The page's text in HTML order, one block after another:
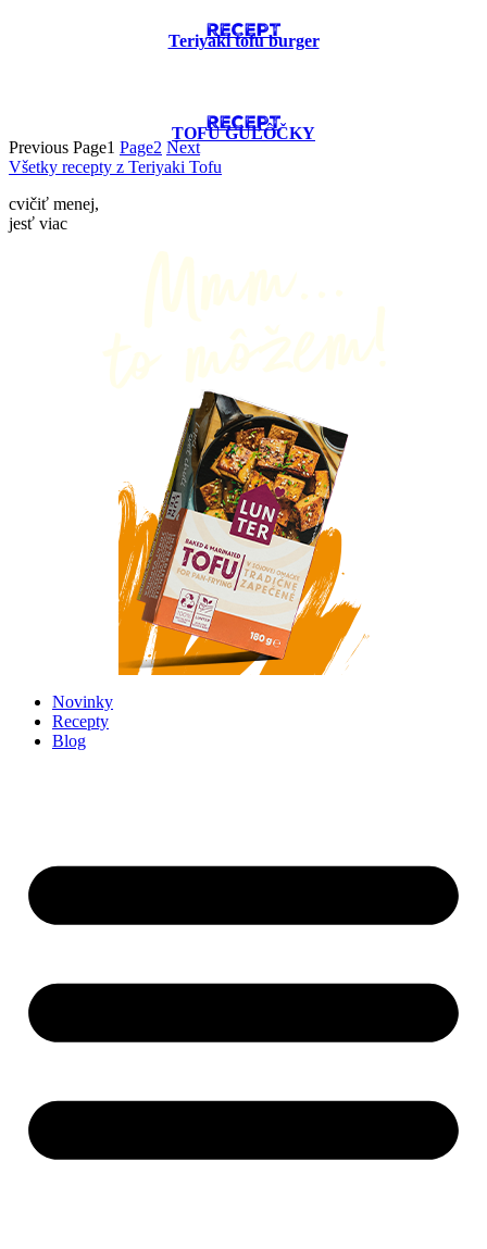
RECEPT
Teriyaki tofu burger
RECEPT
TOFU GUĽÔČKY
Previous Page1 Page2 Next
Všetky recepty z Teriyaki Tofu
cvičiť menej,
jesť viac
Novinky
Recepty
Blog